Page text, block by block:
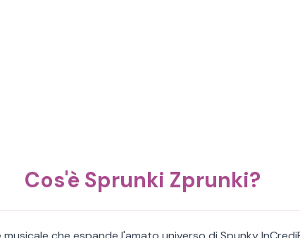
Cos'è Sprunki Zprunki?